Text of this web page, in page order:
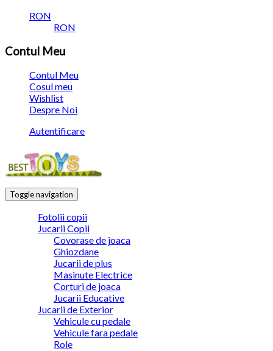
RON
RON
Contul Meu
Contul Meu
Cosul meu
Wishlist
Despre Noi
Autentificare
Toggle navigation
Fotolii copii
Jucarii Copii
Covorase de joaca
Ghiozdane
Jucarii de plus
Masinute Electrice
Corturi de joaca
Jucarii Educative
Jucarii de Exterior
Vehicule cu pedale
Vehicule fara pedale
Role